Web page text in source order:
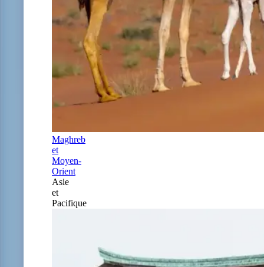
Maghreb
et
Moyen-
Orient
Asie
et
Pacifique